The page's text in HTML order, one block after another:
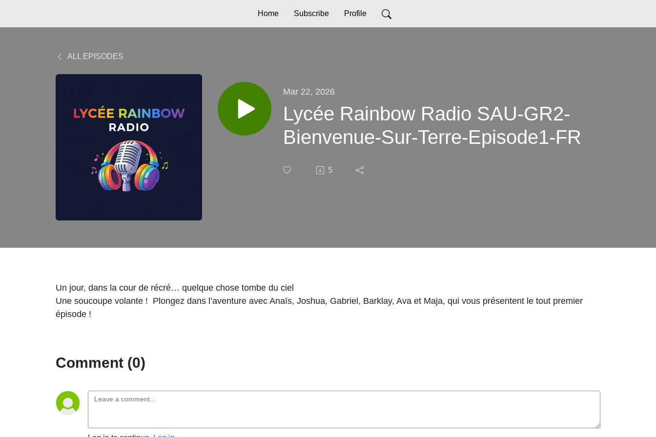
Home Subscribe Profile
ALL EPISODES
Mar 22, 2026
Lycée Rainbow Radio SAU-GR2-
Bienvenue-Sur-Terre-Episode1-FR
5
Un jour, dans la cour de récré… quelque chose tombe du ciel
Une soucoupe volante ! Plongez dans l’aventure avec Anaïs, Joshua, Gabriel, Barklay, Ava et Maja, qui vous présentent le tout premier
épisode !
Comment (0)